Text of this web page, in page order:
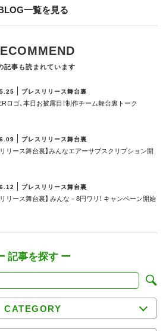
一覧を見る
記事も読まれています
プレスリリース舞台裏
ロゴ、本日お披露目！制作チーム舞台裏トーク
プレスリリース舞台裏
リリース舞台裏】みんなエアーサブスクリプション開
プレスリリース舞台裏
リース舞台裏】 みんな－8円ワリ！ キャンペーン開始
CATEGORY